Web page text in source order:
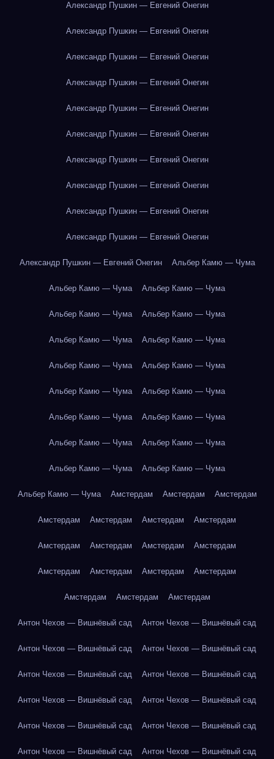
Александр Пушкин — Евгений Онегин
Александр Пушкин — Евгений Онегин
Александр Пушкин — Евгений Онегин
Александр Пушкин — Евгений Онегин
Александр Пушкин — Евгений Онегин
Александр Пушкин — Евгений Онегин
Александр Пушкин — Евгений Онегин
Александр Пушкин — Евгений Онегин
Александр Пушкин — Евгений Онегин
Александр Пушкин — Евгений Онегин
Александр Пушкин — Евгений Онегин Альбер Камю — Чума
Альбер Камю — Чума Альбер Камю — Чума
Альбер Камю — Чума Альбер Камю — Чума
Альбер Камю — Чума Альбер Камю — Чума
Альбер Камю — Чума Альбер Камю — Чума
Альбер Камю — Чума Альбер Камю — Чума
Альбер Камю — Чума Альбер Камю — Чума
Альбер Камю — Чума Альбер Камю — Чума
Альбер Камю — Чума Альбер Камю — Чума
Альбер Камю — Чума Амстердам Амстердам Амстердам
Амстердам Амстердам Амстердам Амстердам
Амстердам Амстердам Амстердам Амстердам
Амстердам Амстердам Амстердам Амстердам
Амстердам Амстердам Амстердам
Антон Чехов — Вишнёвый сад Антон Чехов — Вишнёвый сад
Антон Чехов — Вишнёвый сад Антон Чехов — Вишнёвый сад
Антон Чехов — Вишнёвый сад Антон Чехов — Вишнёвый сад
Антон Чехов — Вишнёвый сад Антон Чехов — Вишнёвый сад
Антон Чехов — Вишнёвый сад Антон Чехов — Вишнёвый сад
Антон Чехов — Вишнёвый сад Антон Чехов — Вишнёвый сад